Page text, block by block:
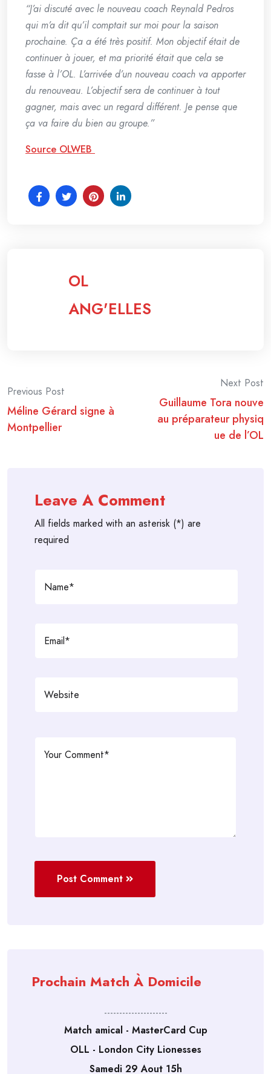
“J’ai discuté avec le nouveau coach Reynald Pedros
qui m’a dit qu’il comptait sur moi pour la saison
prochaine. Ça a été très positif. Mon objectif était de
continuer à jouer, et ma priorité était que cela se
fasse à l’OL. L’arrivée d’un nouveau coach va apporter
du renouveau. L’objectif sera de continuer à tout
gagner, mais avec un regard différent. Je pense que
ça va faire du bien au groupe.”
Source OLWEB
OL
ANG'ELLES
Post
navigation
Previous Post
Méline Gérard signe à
Montpellier
Next Post
Guillaume Tora nouve
au préparateur physiq
ue de l’OL
Leave A Comment
All fields marked with an asterisk (*) are
required
Post Comment
Prochain Match À Domicile
---------------------
Match amical - MasterCard Cup
OLL - London City Lionesses
Samedi 29 Aout 15h